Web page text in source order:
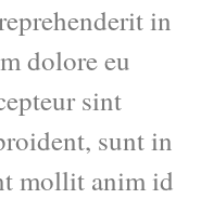
in
dolore eu
sint
sunt in
mollit anim id